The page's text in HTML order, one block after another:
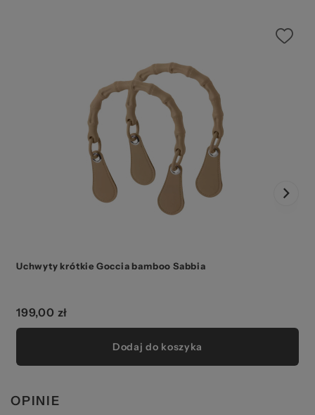
Uchwyty krótkie Goccia bamboo Sabbia
199,00 zł
Dodaj do koszyka
OPINIE